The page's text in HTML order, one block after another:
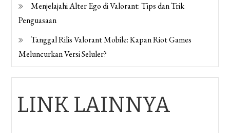
Menjelajahi Alter Ego di Valorant: Tips dan Trik
Penguasaan
Tanggal Rilis Valorant Mobile: Kapan Riot Games
Meluncurkan Versi Seluler?
LINK LAINNYA